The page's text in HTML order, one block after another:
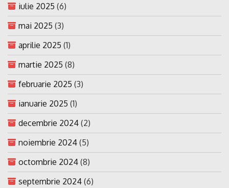
iulie 2025 (6)
mai 2025 (3)
aprilie 2025 (1)
martie 2025 (8)
februarie 2025 (3)
ianuarie 2025 (1)
decembrie 2024 (2)
noiembrie 2024 (5)
octombrie 2024 (8)
septembrie 2024 (6)